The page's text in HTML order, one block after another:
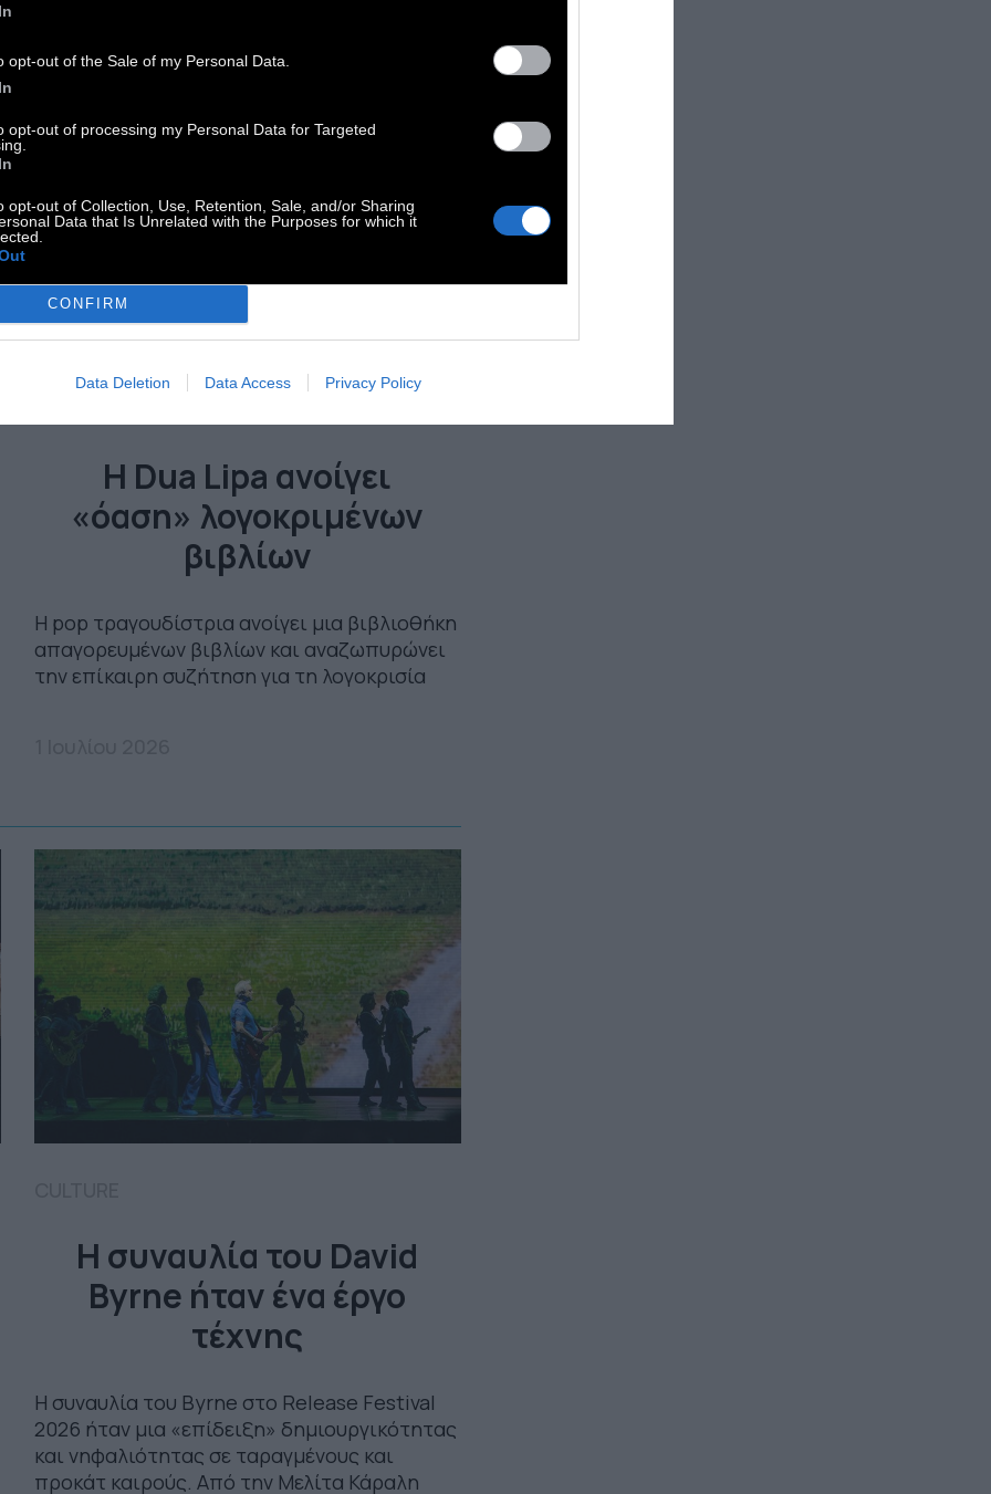
opt-out of the Sale of my Personal Data.
opt-out of processing my Personal Data for Targeted
opt-out of Collection, Use, Retention, Sale, and/or Sharing
Data that Is Unrelated with the Purposes for which it
CONFIRM
Data Deletion Data Access Privacy Policy
Η Dua Lipa ανοίγει
«όαση» λογοκριμένων
βιβλίων
Η pop τραγουδίστρια ανοίγει μια βιβλιοθήκη
απαγορευμένων βιβλίων και αναζωπυρώνει
την επίκαιρη συζήτηση για τη λογοκρισία
Η συναυλία του David
Byrne ήταν ένα έργο
τέχνης
Η συναυλία του Byrne στο Release Festival
2026 ήταν μια «επίδειξη» δημιουργικότητας
και νηφαλιότητας σε ταραγμένους και
προκάτ καιρούς. Από την Μελίτα Κάραλη